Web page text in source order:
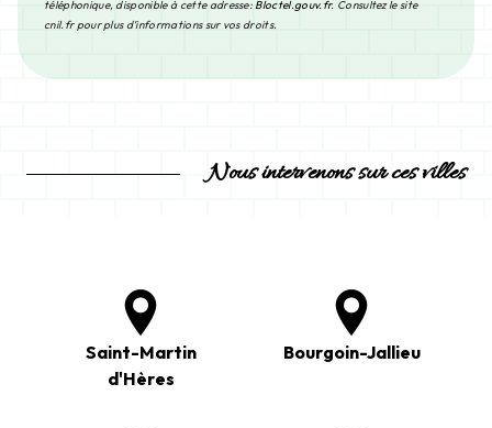
téléphonique, disponible à cette adresse: Bloctel.gouv.fr. Consultez le site
cnil.fr pour plus d’informations sur vos droits.
Nous intervenons sur ces villes
Saint-Martin
d'Hères
Bourgoin-Jallieu